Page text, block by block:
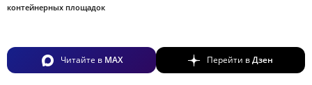
контейнерных площадок
Читайте в MAX Перейти вДзен